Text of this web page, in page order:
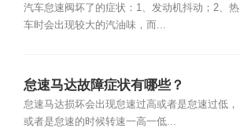
汽车怠速阀坏了的症状：1、发动机抖动；2、热
车时会出现较大的汽油味，而...
怠速马达故障症状有哪些？
怠速马达损坏会出现怠速过高或者是怠速过低，
或者是怠速的时候转速一高一低...